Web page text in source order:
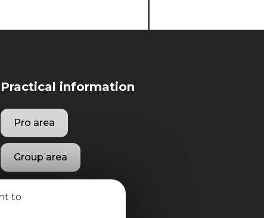
to
Practical information
Pro area
Group area